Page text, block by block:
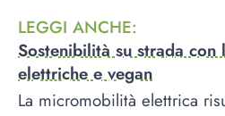
LEGGI ANCHE:
Sostenibilità su strada con
elettriche e vegan
La micromobilità elettrica